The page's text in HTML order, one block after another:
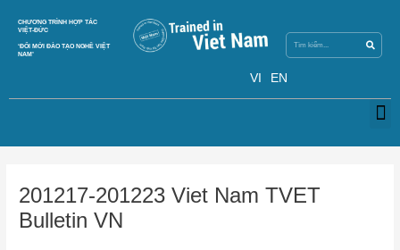
content
CHƯƠNG TRÌNH HỢP TÁC
VIỆT-ĐỨC
‘ĐỔI MỚI ĐÀO TẠO NGHỀ VIỆT
NAM’
VI EN
201217-201223 Viet Nam TVET
Bulletin VN